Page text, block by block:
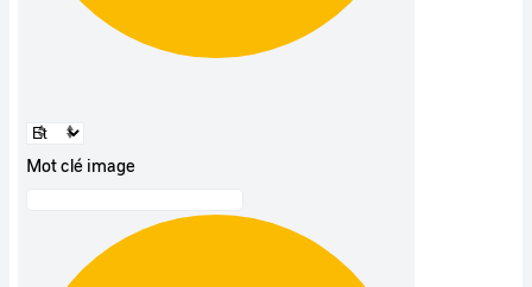
Mot clé image